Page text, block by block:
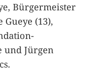
Bürgermeister
Gueye (13),
und Jürgen